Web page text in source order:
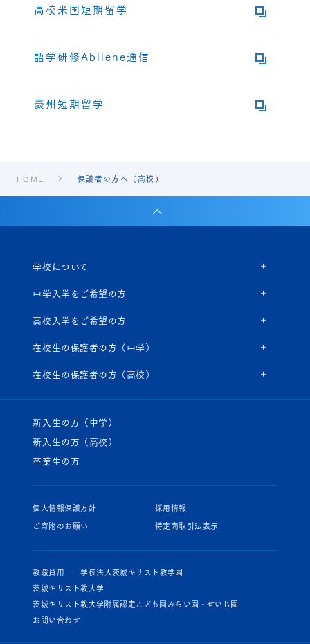
高校米国短期留学
語学研修Abilene通信
豪州短期留学
HOME 保護者の方へ（高校）
学校について
中学入学をご希望の方
高校入学をご希望の方
在校生の保護者の方（中学）
在校生の保護者の方（高校）
新入生の方（中学）
新入生の方（高校）
卒業生の方
個人情報保護方針
採用情報
ご寄附のお願い
特定商取引法表示
教職員用
学校法人茨城キリスト教学園
茨城キリスト教大学
茨城キリスト教大学附属認定こども園みらい園・せいじ園
お問い合わせ